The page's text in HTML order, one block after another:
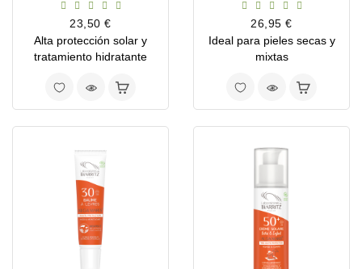
Precio
23,50 €
Alta protección solar y
tratamiento hidratante
Precio
26,95 €
Ideal para pieles secas y
mixtas